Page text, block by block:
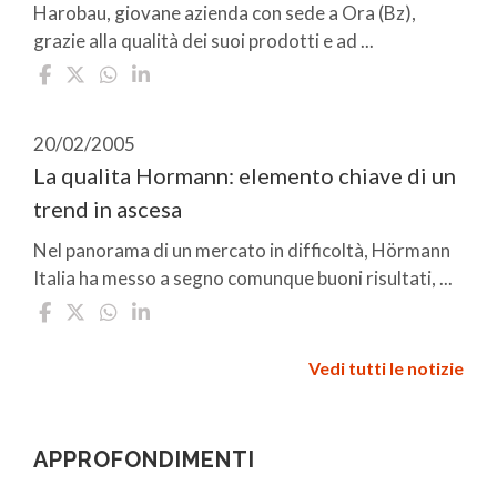
Harobau, giovane azienda con sede a Ora (Bz),
grazie alla qualità dei suoi prodotti e ad ...
20/02/2005
La qualita Hormann: elemento chiave di un
trend in ascesa
Nel panorama di un mercato in difficoltà, Hörmann
Italia ha messo a segno comunque buoni risultati, ...
Vedi tutti le notizie
APPROFONDIMENTI